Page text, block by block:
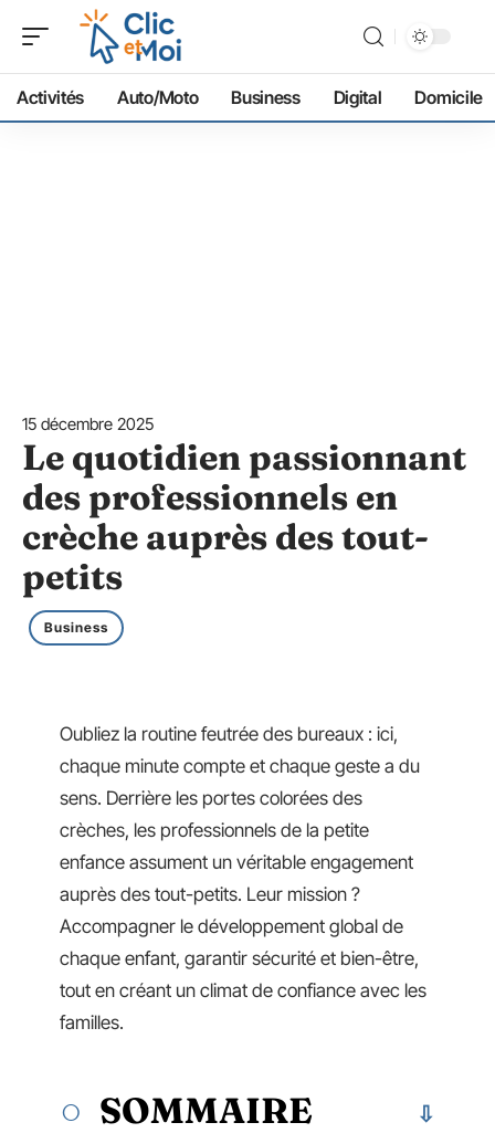
Activités Auto/Moto Business Digital Domicile
15 décembre 2025
Le quotidien passionnant
des professionnels en
crèche auprès des tout-
petits
Business
Oubliez la routine feutrée des bureaux : ici,
chaque minute compte et chaque geste a du
sens. Derrière les portes colorées des
crèches, les professionnels de la petite
enfance assument un véritable engagement
auprès des tout-petits. Leur mission ?
Accompagner le développement global de
chaque enfant, garantir sécurité et bien-être,
tout en créant un climat de confiance avec les
familles.
SOMMAIRE